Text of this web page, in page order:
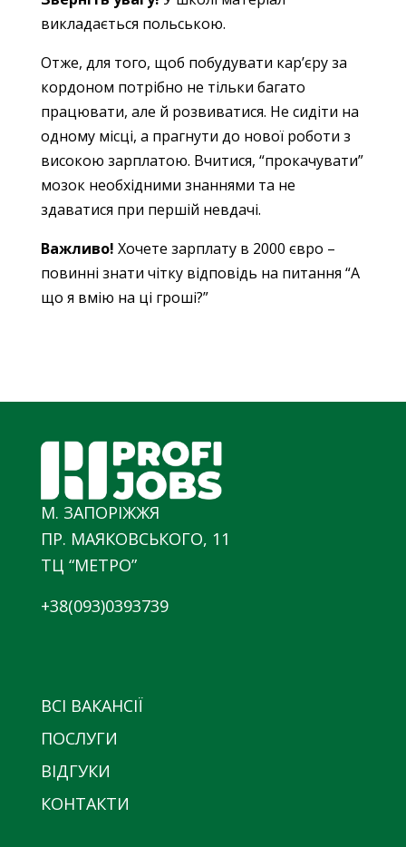
викладається польською.
Отже, для того, щоб побудувати кар’єру за
кордоном потрібно не тільки багато
працювати, але й розвиватися. Не сидіти на
одному місці, а прагнути до нової роботи з
високою зарплатою. Вчитися, “прокачувати”
мозок необхідними знаннями та не
здаватися при першій невдачі.
Важливо! Хочете зарплату в 2000 євро –
повинні знати чітку відповідь на питання “А
що я вмію на ці гроші?”
М. ЗАПОРІЖЖЯ
ПР. МАЯКОВСЬКОГО, 11
ТЦ “МЕТРО”
+38(093)0393739
ВСІ ВАКАНСІЇ
ПОСЛУГИ
ВІДГУКИ
КОНТАКТИ